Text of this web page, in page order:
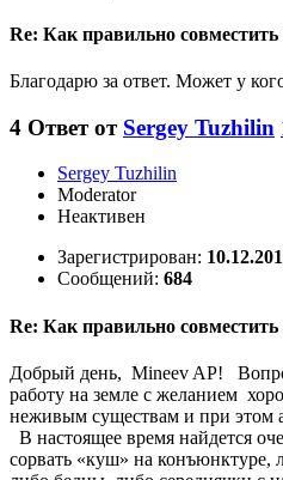
Re: Как правильно
Благодарю за ответ. Может у
4 Ответ от Sergey Tuzhilin
Sergey Tuzhilin
Moderator
Неактивен
Зарегистрирован:
Сообщений: 684
Re: Как правильно
Добрый день, Mineev AP!
работу на земле с желанием
неживым существам и при этом
В настоящее время найдется
сорвать «куш» на конъюнктуре,